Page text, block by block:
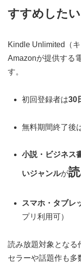
すすめしたい
Kindle Unlimited（
Amazonが提供する
す。
初回登録者は30
無料期間終了後
小説・ビジネス
いジャンルが
スマホ・タブレ
プリ利用可）
読み放題対象となる
セラーや話題作も多